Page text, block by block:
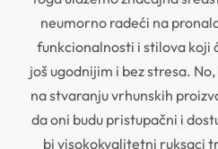
neumorno radeći na
funkcionalnosti i stilova koji
još ugodnijim i bez stresa.
na stvaranju vrhunskih
da oni budu pristupačni i
bi visokokvalitetni ruksaci